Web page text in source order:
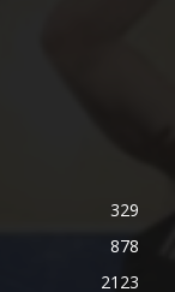
329
878
2123